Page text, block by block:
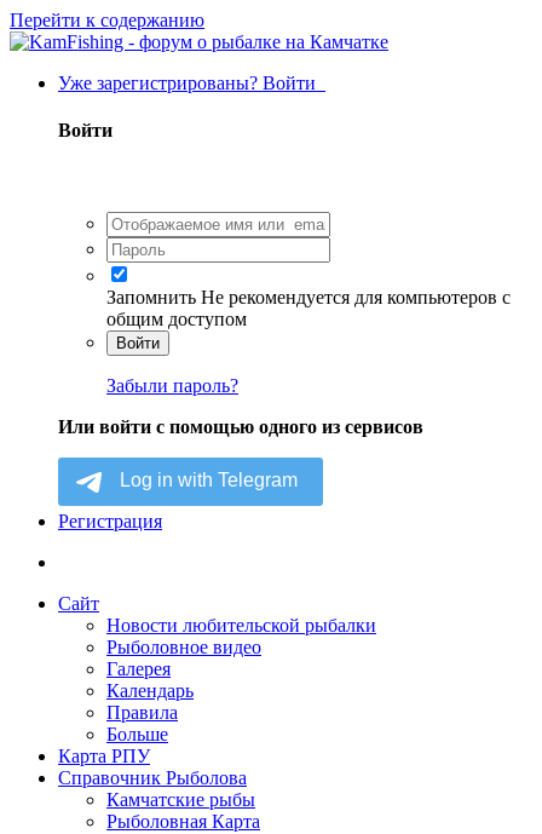
Перейти к содержанию
Уже зарегистрированы? Войти
Войти
Запомнить Не рекомендуется для компьютеров с
общим доступом
Войти
Забыли пароль?
Или войти с помощью одного из сервисов
Регистрация
Сайт
Новости любительской рыбалки
Рыболовное видео
Галерея
Календарь
Правила
Больше
Карта РПУ
Справочник Рыболова
Камчатские рыбы
Рыболовная Карта